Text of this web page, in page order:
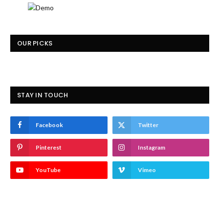
OUR PICKS
STAY IN TOUCH
Facebook Twitter
Pinterest Instagram
YouTube Vimeo